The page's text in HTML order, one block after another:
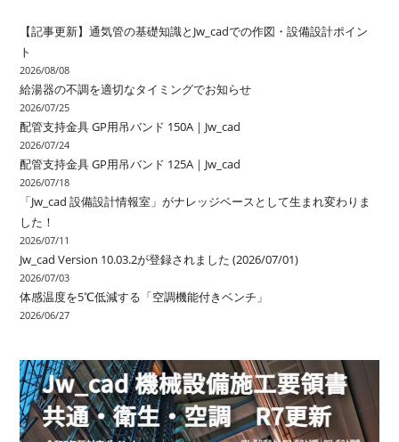
【記事更新】通気管の基礎知識とJw_cadでの作図・設備設計ポイン
ト
2026/08/08
給湯器の不調を適切なタイミングでお知らせ
2026/07/25
配管支持金具 GP用吊バンド 150A｜Jw_cad
2026/07/24
配管支持金具 GP用吊バンド 125A｜Jw_cad
2026/07/18
「Jw_cad 設備設計情報室」がナレッジベースとして生まれ変わりま
した！
2026/07/11
Jw_cad Version 10.03.2が登録されました (2026/07/01)
2026/07/03
体感温度を5℃低減する「空調機能付きベンチ」
2026/06/27